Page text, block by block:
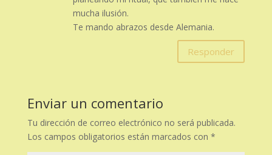
mucha ilusión.
Te mando abrazos desde Alemania.
Responder
Enviar un comentario
Tu dirección de correo electrónico no será publicada.
Los campos obligatorios están marcados con *